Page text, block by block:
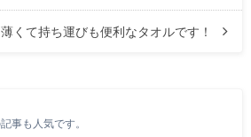
くて持ち運びも便利なタオルです！
事も人気です。